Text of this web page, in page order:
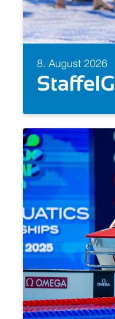
8. August 2026